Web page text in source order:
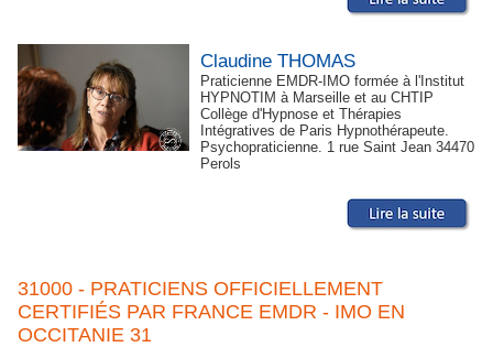
Claudine THOMAS
Praticienne EMDR-IMO formée à l'Institut
HYPNOTIM à Marseille et au CHTIP
Collège d'Hypnose et Thérapies
Intégratives de Paris Hypnothérapeute.
Psychopraticienne. 1 rue Saint Jean 34470
Perols
31000 - PRATICIENS OFFICIELLEMENT
CERTIFIÉS PAR FRANCE EMDR - IMO EN
OCCITANIE 31